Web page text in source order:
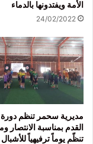
الأمة ويفتدونها بالدماء
24/02/2022
مديرية سحمر تنظم
القدم بمناسبة الانتصار
تنظّم يوماً ترفيهياً